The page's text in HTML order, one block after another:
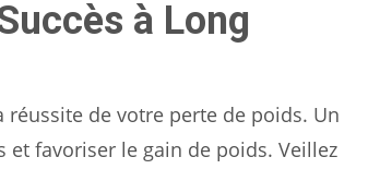
à Long
de votre perte de poids. Un
favoriser le gain de poids. Veillez